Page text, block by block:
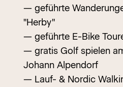
— geführte
"Herby"
— geführte E-Bike
— gratis Golf spielen
Johann Alpendorf
— Lauf- & Nordic